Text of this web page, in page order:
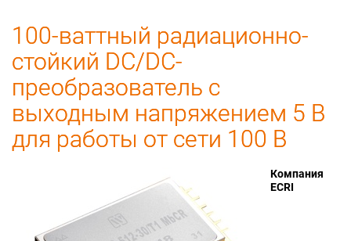
100-ваттный радиационно-
стойкий DC/DC-
преобразователь с
выходным напряжением 5 В
для работы от сети 100 В
Компания
ECRI